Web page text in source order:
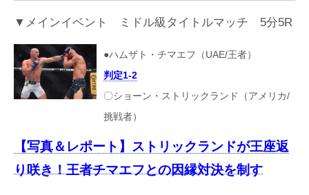
▼メインイベント ミドル級タイトルマッチ 5分5R
●ハムザト・チマエフ（UAE/王者）
判定1-2
〇ショーン・ストリックランド（アメリカ/
挑戦者）
【写真＆レポート】ストリックランドが王座返
り咲き！王者チマエフとの因縁対決を制す